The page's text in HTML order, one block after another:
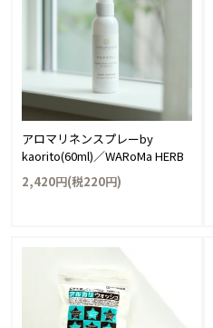
アロマリネンスプレーby
kaorito(60ml)／WARoMa HERB
2,420円(税220円)